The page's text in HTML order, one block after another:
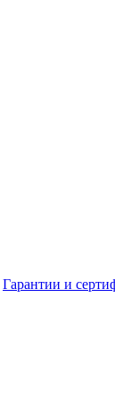
Гарантии и